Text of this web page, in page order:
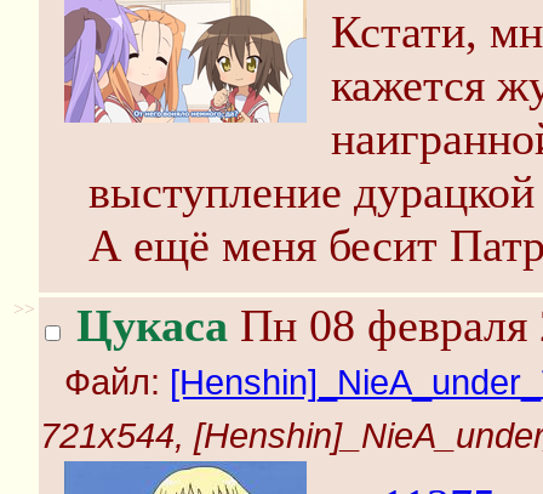
Кстати,
кажется
выступление
А ещё меня бесит
>> Цукаса Пн 08 февраля
Файл:
721x544,